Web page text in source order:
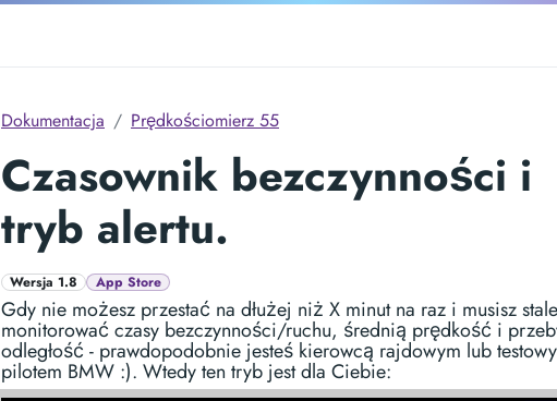
Dokumentacja Prędkościomierz 55
Czasownik bezczynności i
tryb alertu.
Wersja 1.8 App Store
Gdy nie możesz przestać na dłużej niż X minut na raz i musisz stale
monitorować czasy bezczynności/ruchu, średnią prędkość i
odległość - prawdopodobnie jesteś kierowcą rajdowym lub
pilotem BMW :). Wtedy ten tryb jest dla Ciebie: